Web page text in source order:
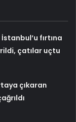
fırtına
çatılar uçtu
çıkaran